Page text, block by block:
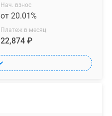
Нач. взнос
от 20.01%
Платеж в месяц
22,874 ₽